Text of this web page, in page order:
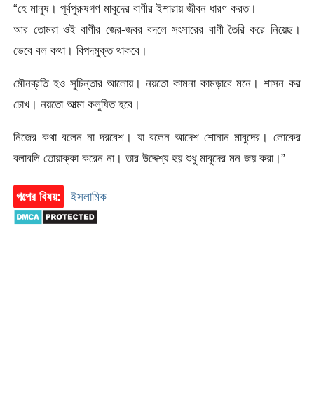
“হে মানুষ। পূর্বপুরুষগণ মাবুদের বাণীর ইশারায় জীবন ধারণ করত।
আর তোমরা ওই বাণীর জের-জবর বদলে সংসারের বাণী তৈরি করে নিয়েছ।
ভেবে বল কথা। বিপদমুক্ত থাকবে।
মৌনব্রতি হও সুচিন্তার আলোয়। নয়তো কামনা কামড়াবে মনে। শাসন কর
চোখ। নয়তো আত্মা কলুষিত হবে।
নিজের কথা বলেন না দরবেশ। যা বলেন আদেশ শোনান মাবুদের। লোকের
বলাবলি তোয়াক্কা করেন না। তার উদ্দেশ্য হয় শুধু মাবুদের মন জয় করা।”
গল্পের বিষয়: ইসলামিক